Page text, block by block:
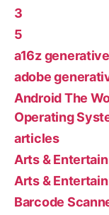
3
5
a16z
adobe
Android The
Operating
articles
Arts &
Arts &
Barcode